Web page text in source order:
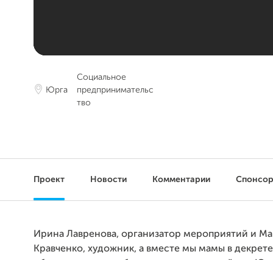
Юрга
Социальное
предпринимательс
тво
Проект Новости Комментарии
Ирина Лавренова, организатор мероприятий и
Кравченко, художник, а вместе мы мамы в